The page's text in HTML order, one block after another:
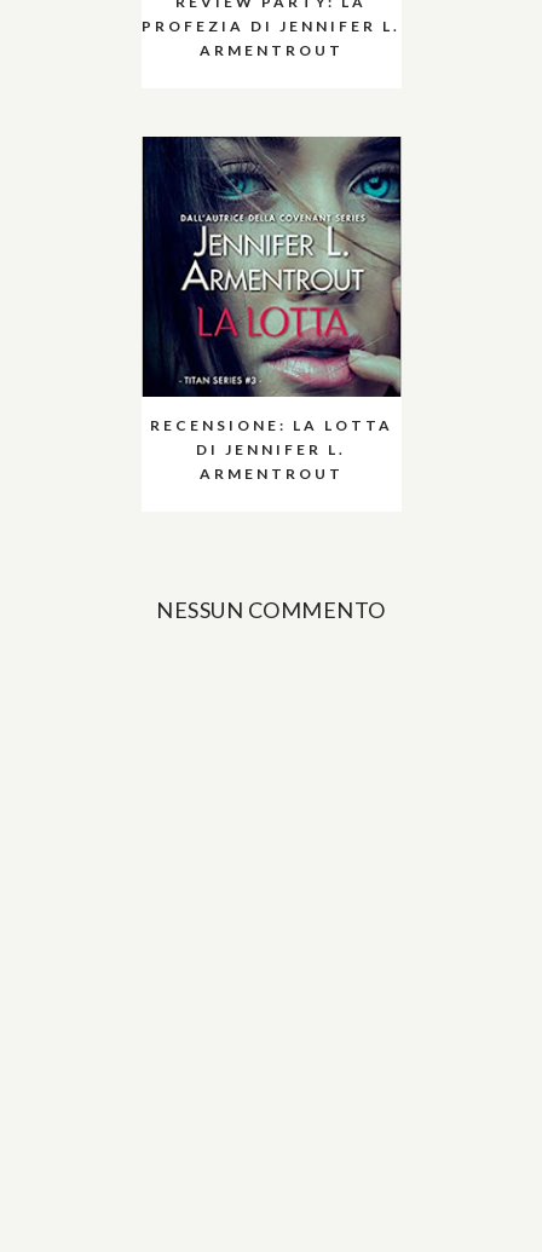
PROFEZIA DI JENNIFER L.
ARMENTROUT
RECENSIONE: LA LOTTA
DI JENNIFER L.
ARMENTROUT
NESSUN COMMENTO